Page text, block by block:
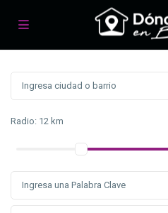
Radio: 12 km